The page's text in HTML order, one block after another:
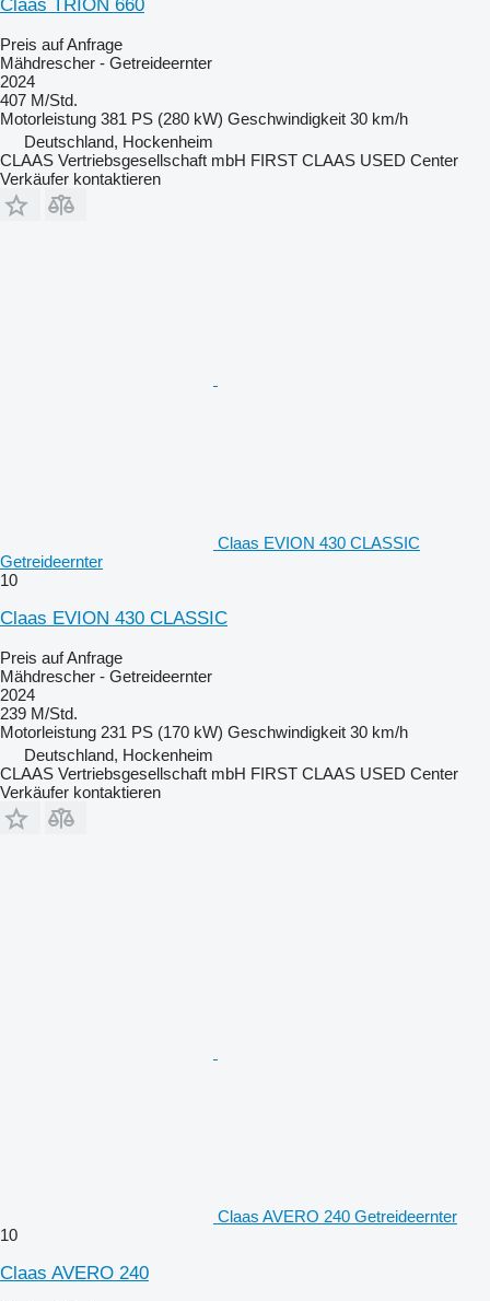
Claas TRION 660
Preis auf Anfrage
Mähdrescher - Getreideernter
2024
407 M/Std.
Motorleistung 381 PS (280 kW) Geschwindigkeit 30 km/h
Deutschland, Hockenheim
CLAAS Vertriebsgesellschaft mbH FIRST CLAAS USED Center
Verkäufer kontaktieren
Claas EVION 430 CLASSIC
Getreideernter
10
Claas EVION 430 CLASSIC
Preis auf Anfrage
Mähdrescher - Getreideernter
2024
239 M/Std.
Motorleistung 231 PS (170 kW) Geschwindigkeit 30 km/h
Deutschland, Hockenheim
CLAAS Vertriebsgesellschaft mbH FIRST CLAAS USED Center
Verkäufer kontaktieren
Claas AVERO 240 Getreideernter
10
Claas AVERO 240